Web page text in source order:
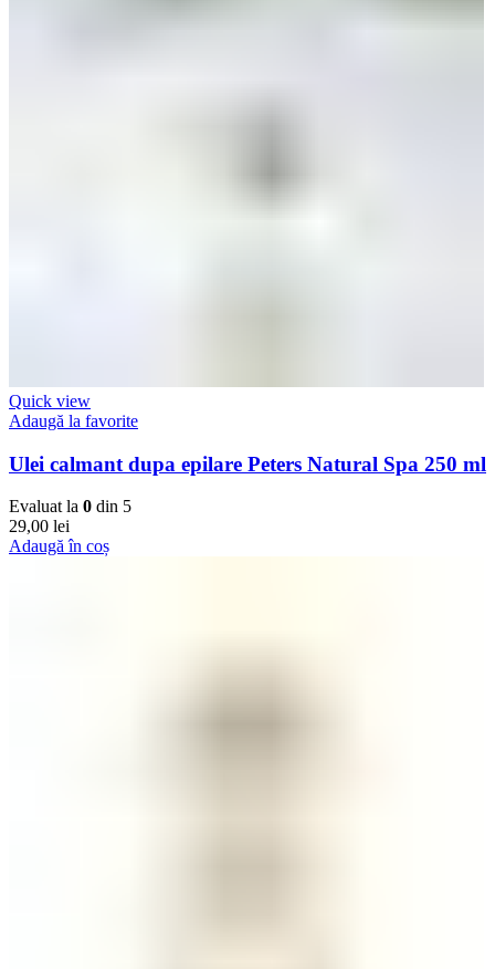
Quick view
Adaugă la favorite
Ulei calmant dupa epilare Peters Natural Spa 250 ml
Evaluat la 0 din 5
29,00 lei
Adaugă în coș